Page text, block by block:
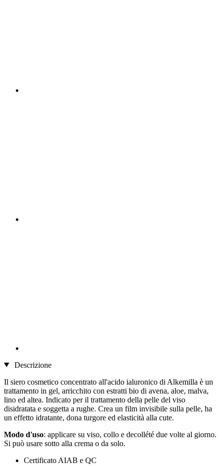
Descrizione
Il siero cosmetico concentrato all'acido ialuronico di Alkemilla è un
trattamento in gel, arricchito con estratti bio di avena, aloe, malva,
lino ed altea. Indicato per il trattamento della pelle del viso
disidratata e soggetta a rughe. Crea un film invisibile sulla pelle, ha
un effetto idratante, dona turgore ed elasticità alla cute.
Modo d'uso: applicare su viso, collo e decollété due volte al giorno.
Si può usare sotto alla crema o da solo.
Certificato AIAB e QC